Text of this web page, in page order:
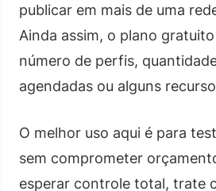
publicar em mais de uma
Ainda assim, o plano
número de perfis,
agendadas ou alguns
O melhor uso aqui é para
sem comprometer
esperar controle total, trate